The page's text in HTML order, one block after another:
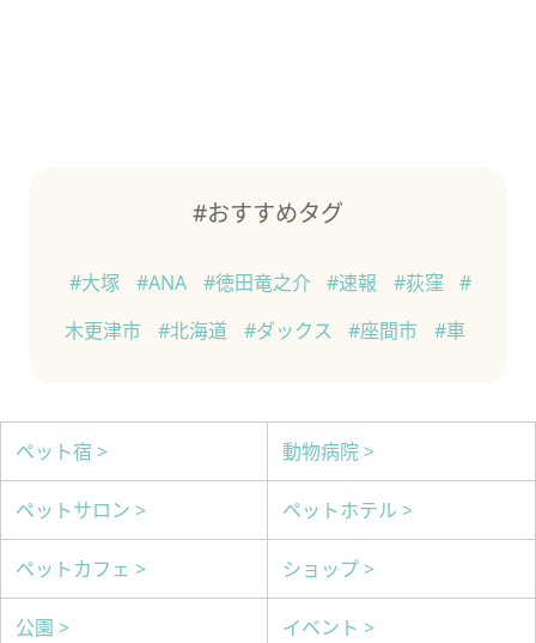
#おすすめタグ
#大塚 #ANA #徳田竜之介 #速報 #荻窪
#
木更津市
#北海道 #ダックス #座間市 #車
ペット宿 > 動物病院 >
ペットサロン > ペットホテル >
ペットカフェ > ショップ >
公園 > イベント >